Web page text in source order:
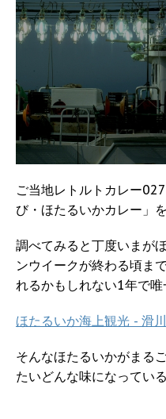
ご当地レトルトカレー
び・ほたるいかカレー」
調べてみると丁度いまが
ンウイークが終わる頃ま
れるかもしれない1年で唯
ほたるいか海上観光 - 滑
そんなほたるいかがまる
たいどんな味になってい